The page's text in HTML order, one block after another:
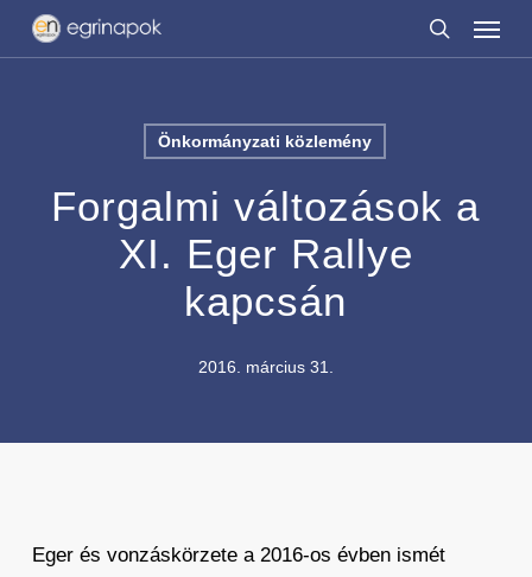
Skip
search
Menu
Önkormányzati közlemény
Forgalmi változások a
XI. Eger Rallye
kapcsán
2016. március 31.
Eger és vonzáskörzete a 2016-os évben ismét